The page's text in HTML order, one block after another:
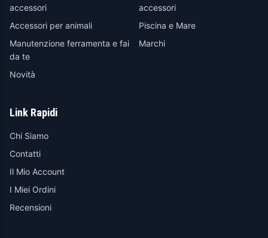
accessori
accessori
Accessori per animali
Piscina e Mare
Manutenzione ferramenta e fai
da te
Marchi
Novità
Link Rapidi
Chi Siamo
Contatti
Il Mio Account
I Miei Ordini
Recensioni